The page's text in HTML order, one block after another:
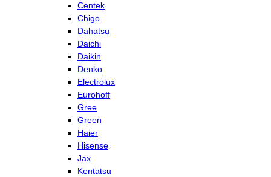
Centek
Chigo
Dahatsu
Daichi
Daikin
Denko
Electrolux
Eurohoff
Gree
Green
Haier
Hisense
Jax
Kentatsu